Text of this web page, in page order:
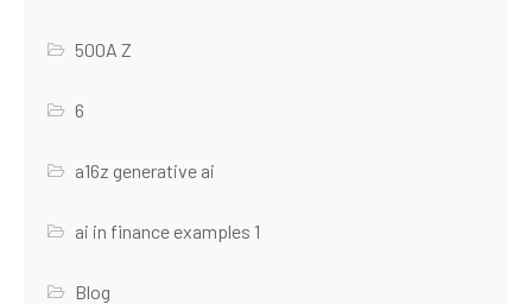
500A Z
6
a16z generative ai
ai in finance examples 1
Blog